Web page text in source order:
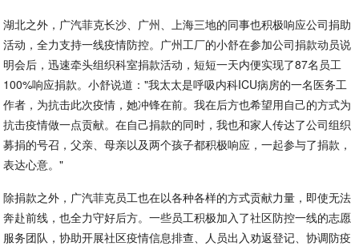
湖北之外，广汽菲克长沙、广州、上海三地的同事也积极响应公司捐助
活动，全力支持一线疫情防控。广州工厂的小舒在参加公司捐款动员说
明会后，迅速牵头组织科室捐款活动，短短一天内便实现了87名员工
100%响应捐款。小舒说道："我太太是呼吸内科ICU病房的一名医务工
作者，为抗击此次疫情，她冲锋在前。我在后方也希望用自己的方式为
抗击疫情做一点贡献。在自己捐款的同时，我也和家人传达了公司组织
募捐的号召，父亲、母亲以及两个孩子都积极响应，一起参与了捐款，
表达心意。"
除捐款之外，广汽菲克员工也在以各种各样的方式贡献力量，即使无法
奔赴前线，也全力守好后方。一些员工积极加入了社区防控一线的志愿
服务团队，协助开展社区疫情信息排查、人员出入劝返登记、协调防疫